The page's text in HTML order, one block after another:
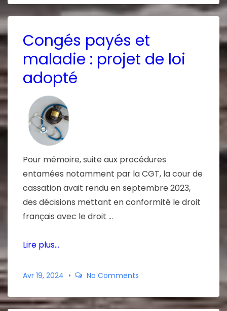
Congés payés et
maladie : projet de loi
adopté
Pour mémoire, suite aux procédures
entamées notamment par la CGT, la cour de
cassation avait rendu en septembre 2023,
des décisions mettant en conformité le droit
français avec le droit …
Lire plus…
Avr 19, 2024 No Comments